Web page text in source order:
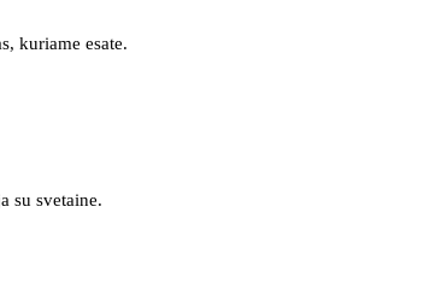
kuriame esate.
su svetaine.